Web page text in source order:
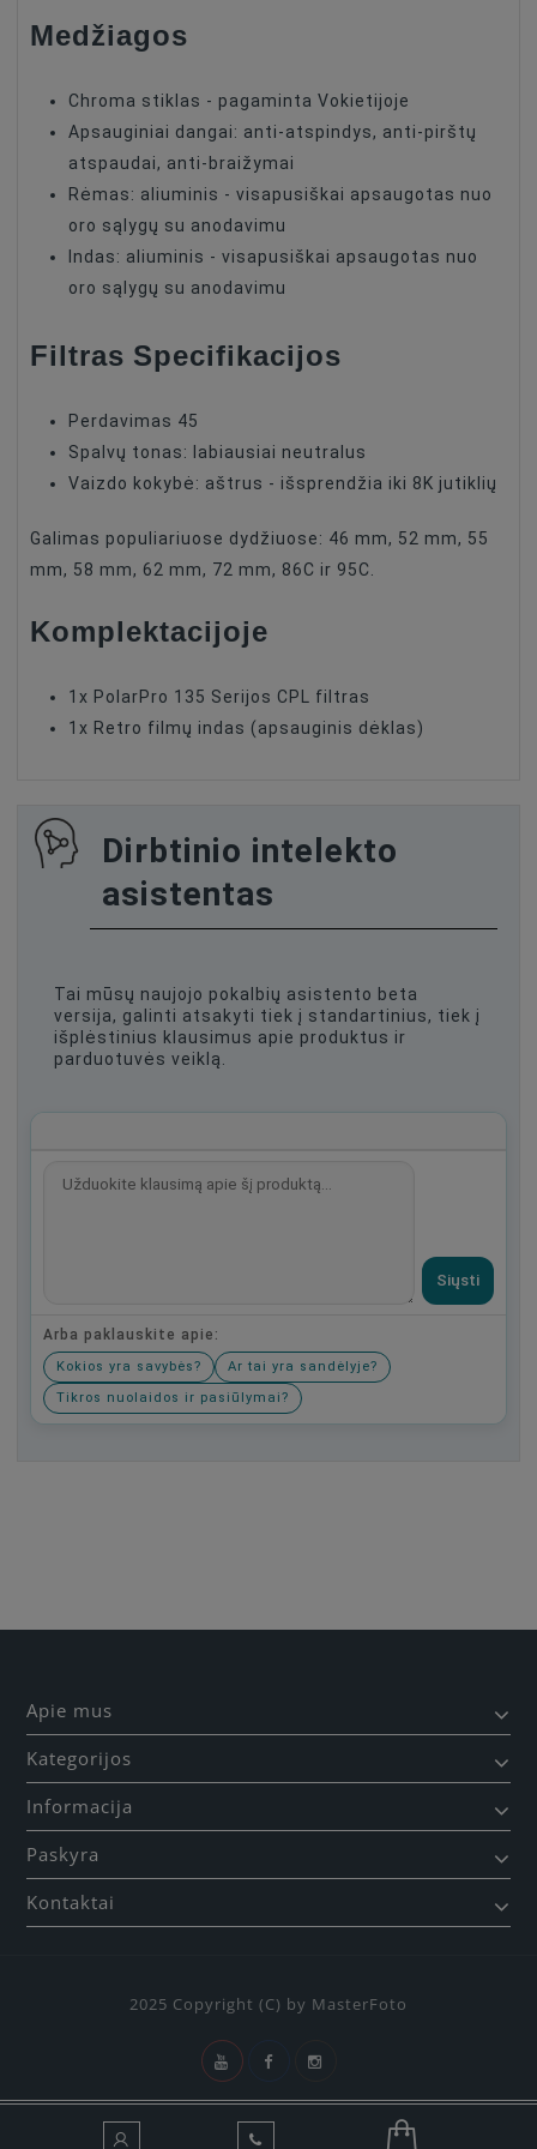
Medžiagos
Chroma stiklas - pagaminta Vokietijoje
Apsauginiai dangai: anti-atspindys, anti-pirštų
atspaudai, anti-braižymai
Rėmas: aliuminis - visapusiškai apsaugotas nuo
oro sąlygų su anodavimu
Indas: aliuminis - visapusiškai apsaugotas nuo
oro sąlygų su anodavimu
Filtras Specifikacijos
Perdavimas 45
Spalvų tonas: labiausiai neutralus
Vaizdo kokybė: aštrus - išsprendžia iki 8K jutiklių
Galimas populiariuose dydžiuose: 46 mm, 52 mm, 55
mm, 58 mm, 62 mm, 72 mm, 86C ir 95C.
Komplektacijoje
1x PolarPro 135 Serijos CPL filtras
1x Retro filmų indas (apsauginis dėklas)
Dirbtinio intelekto
asistentas
Tai mūsų naujojo pokalbių asistento beta
versija, galinti atsakyti tiek į standartinius, tiek į
išplėstinius klausimus apie produktus ir
parduotuvės veiklą.
Siųsti
Arba paklauskite apie:
Kokios yra savybės?
Ar tai yra sandėlyje?
Tikros nuolaidos ir pasiūlymai?
Apie mus
Kategorijos
Informacija
Paskyra
Kontaktai
2025 Copyright (C) by MasterFoto